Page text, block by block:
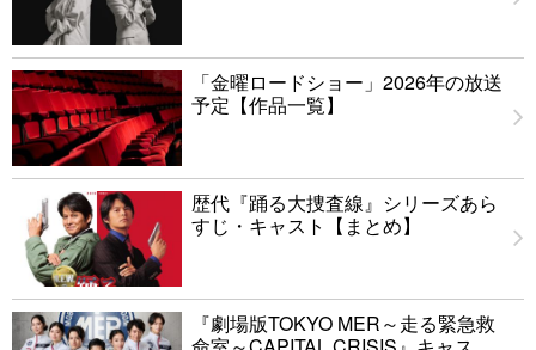
「金曜ロードショー」2026年の放送
予定【作品一覧】
歴代『踊る大捜査線』シリーズあら
すじ・キャスト【まとめ】
『劇場版TOKYO MER～走る緊急救